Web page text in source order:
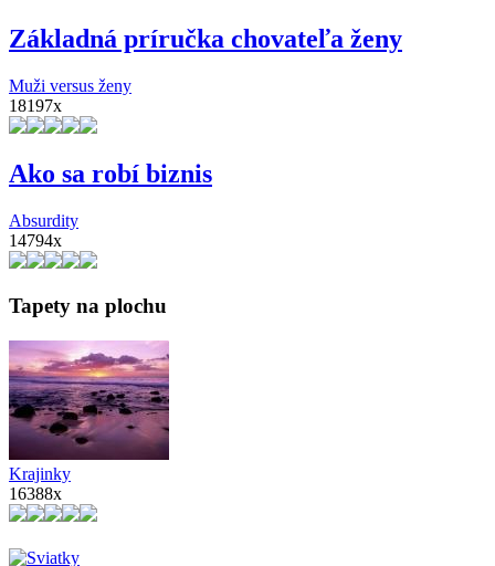
Základná príručka chovateľa ženy
Muži versus ženy
18197x
Ako sa robí biznis
Absurdity
14794x
Tapety na plochu
Krajinky
16388x